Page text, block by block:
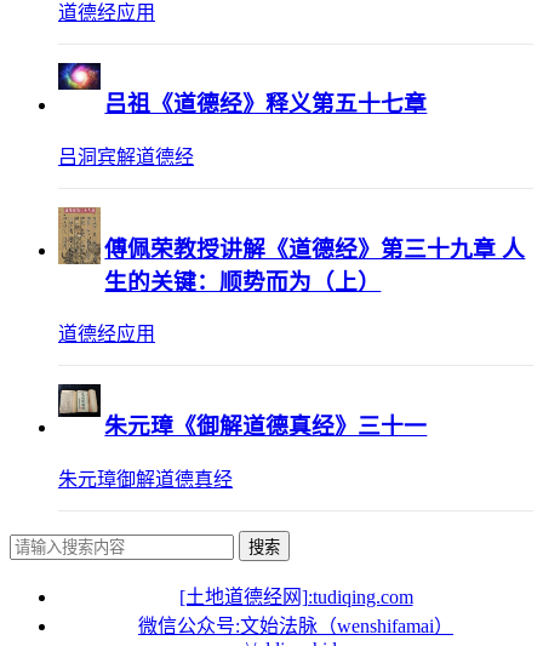
道德经应用
吕祖《道德经》释义第五十七章
吕洞宾解道德经
傅佩荣教授讲解《道德经》第三十九章 人
生的关键：顺势而为（上）
道德经应用
朱元璋《御解道德真经》三十一
朱元璋御解道德真经
搜索
[土地道德经网]:tudiqing.com
微信公众号:文始法脉（wenshifamai）